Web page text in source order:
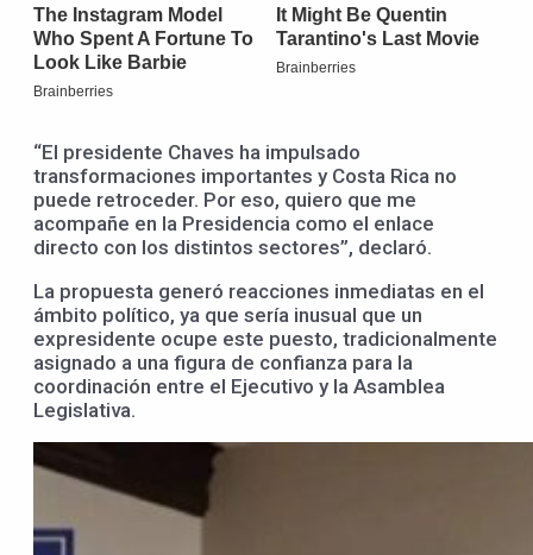
“El presidente Chaves ha impulsado
transformaciones importantes y Costa Rica no
puede retroceder. Por eso, quiero que me
acompañe en la Presidencia como el enlace
directo con los distintos sectores”, declaró.
La propuesta generó reacciones inmediatas en el
ámbito político, ya que sería inusual que un
expresidente ocupe este puesto, tradicionalmente
asignado a una figura de confianza para la
coordinación entre el Ejecutivo y la Asamblea
Legislativa.